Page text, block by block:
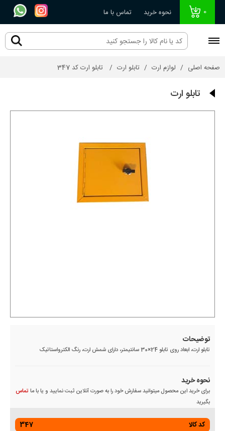
0 نحوه خرید تماس با ما
صفحه اصلی لوازم ارت تابلو ارت تابلو ارت کد 347
تابلو ارت
توضیحات
تابلو ارت، ابعاد روی تابلو 24×30 سانتیمتر، دارای شمش ارت، رنگ الکترواستاتیک
نحوه خرید
برای خرید این محصول میتوانید سفارش خود را به صورت آنلاین ثبت نمایید و یا با ما تماس
بگیرید
کد کالا
347